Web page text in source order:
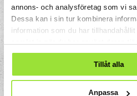
annons- och analysföretag som vi
Dessa kan i sin tur kombinera
information som du har
Tillåt alla
Anpassa